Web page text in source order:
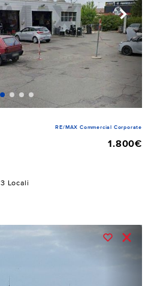
RE/MAX Commercial Corporate
1.800€
3 Locali